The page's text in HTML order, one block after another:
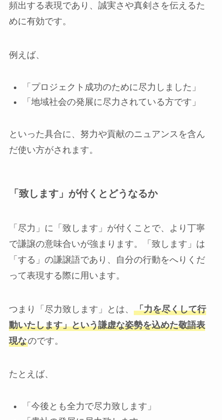
頻出する表現であり、誠実さや真剣さを伝えるた
めに有効です。
例えば、
「プロジェクト成功のために尽力しました」
「地域社会の発展に尽力されている方です」
といった具合に、努力や貢献のニュアンスを含ん
だ使い方がされます。
「致します」が付くとどうなるか
「尽力」に「致します」が付くことで、より丁寧
で謙譲の意味合いが強まります。「致します」は
「する」の謙譲語であり、自分の行動をへりくだ
って表現する際に用います。
つまり「尽力致します」とは、 「力を尽くして行
動いたします」という謙虚な姿勢を込めた敬語表
現なのです。
たとえば、
「今後とも全力で尽力致します」